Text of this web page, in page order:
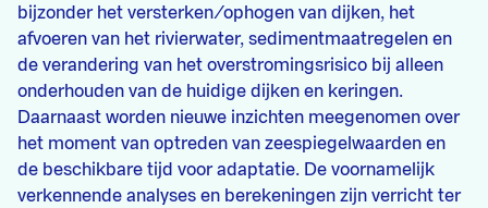
bijzonder het versterken/ophogen van dijken, het
afvoeren van het rivierwater, sedimentmaatregelen en
de verandering van het overstromingsrisico bij alleen
onderhouden van de huidige dijken en keringen.
Daarnaast worden nieuwe inzichten meegenomen over
het moment van optreden van zeespiegelwaarden en
de beschikbare tijd voor adaptatie. De voornamelijk
verkennende analyses en berekeningen zijn verricht ter